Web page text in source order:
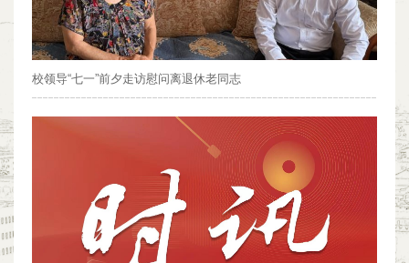
校领导“七一”前夕走访慰问离退休老同志